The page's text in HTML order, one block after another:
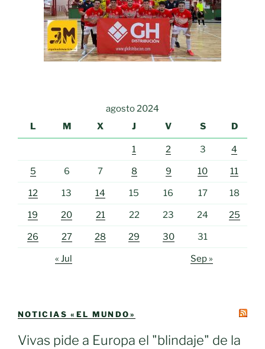
agosto 2024
L
M X J V S D
1 2 3 4
5 6 7 8 9 10 11
12 13 14 15 16 17 18
19 20 21 22 23 24 25
26 27 28 29 30 31
« Jul Sep »
NOTICIAS «EL MUNDO»
Vivas pide a Europa el "blindaje" de la